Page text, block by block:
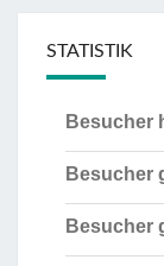
STATISTIK
Besucher
Besucher
Besucher